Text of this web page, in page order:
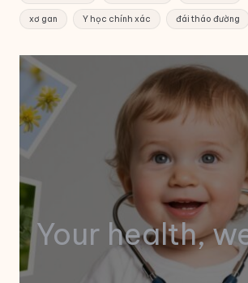
xơ gan Y học chính xác đái tháo đường
Your health,